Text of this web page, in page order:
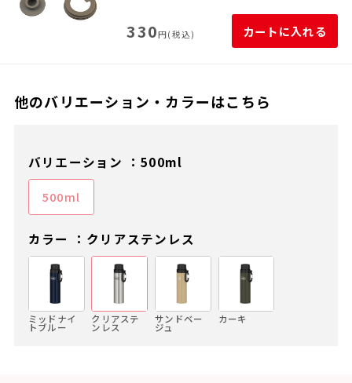
330円(税込) カートに入れる
他のバリエーション・カラーはこちら
バリエーション ：500ml
500ml
カラー ：クリアステンレス
ミッドナイ
トブルー
クリアステ
ンレス
サンドベー
ジュ
カーキ